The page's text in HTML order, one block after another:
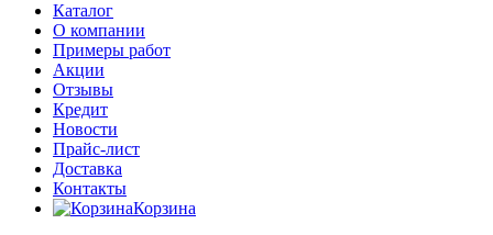
Каталог
О компании
Примеры работ
Акции
Отзывы
Кредит
Новости
Прайс-лист
Доставка
Контакты
Корзина